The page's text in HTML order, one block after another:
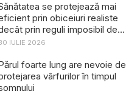
se protejează mai
prin obiceiuri realiste
prin reguli imposibil de
IULIE 2026
foarte lung are nevoie de
vârfurilor în timpul